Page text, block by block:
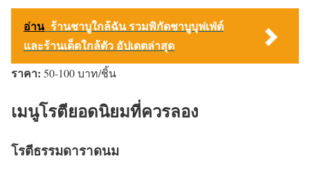
อ่าน ร้านชาบูใกล้ฉัน รวมพิกัดชาบูบุฟเฟ่ต์
และร้านเด็ดใกล้ตัว อัปเดตล่าสุด
ราคา: 50-100 บาท/ชิ้น
เมนูโรตียอดนิยมที่ควรลอง
โรตีธรรมดาราดนม